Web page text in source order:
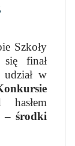
Szkoły
finał
w
– środki